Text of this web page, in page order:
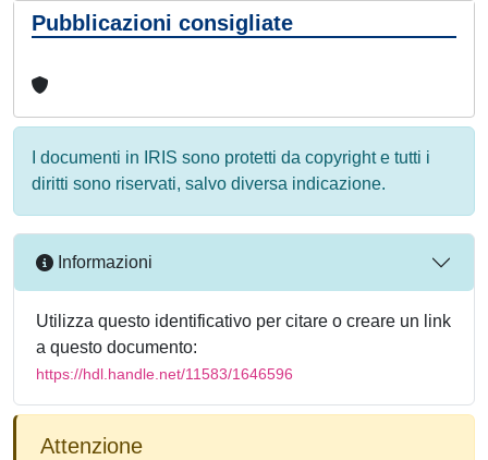
Pubblicazioni consigliate
I documenti in IRIS sono protetti da copyright e tutti i
diritti sono riservati, salvo diversa indicazione.
Informazioni
Utilizza questo identificativo per citare o creare un link
a questo documento:
https://hdl.handle.net/11583/1646596
Attenzione